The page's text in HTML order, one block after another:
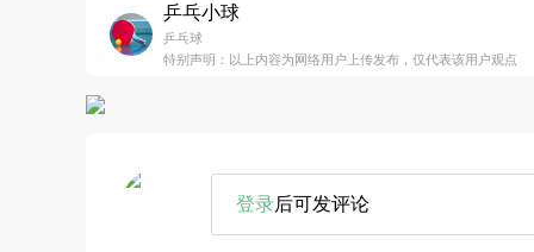
乒乓小球
乒乓球
特别声明：以上内容为网络用户上传发布，仅代表该用户观点
登录后可发评论